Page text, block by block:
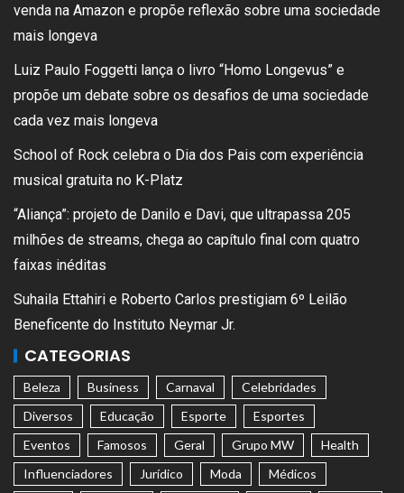
venda na Amazon e propõe reflexão sobre uma sociedade
mais longeva
Luiz Paulo Foggetti lança o livro “Homo Longevus” e
propõe um debate sobre os desafios de uma sociedade
cada vez mais longeva
School of Rock celebra o Dia dos Pais com experiência
musical gratuita no K-Platz
“Aliança”: projeto de Danilo e Davi, que ultrapassa 205
milhões de streams, chega ao capítulo final com quatro
faixas inéditas
Suhaila Ettahiri e Roberto Carlos prestigiam 6º Leilão
Beneficente do Instituto Neymar Jr.
CATEGORIAS
Beleza Business Carnaval
Celebridades
Diversos
Educação Esporte
Esportes
Eventos
Famosos Geral Grupo MW
Health
Influenciadores
Jurídico Moda
Médicos